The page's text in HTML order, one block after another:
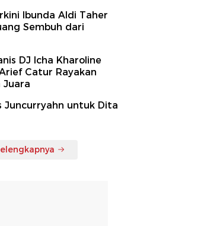
Ibunda Aldi Taher
Sembuh dari
DJ Icha Kharoline
Catur Rayakan
Juara
Juncurryahn untuk Dita